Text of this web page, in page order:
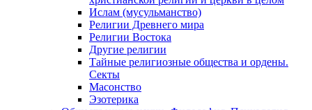
Ислам (мусульманство)
Религии Древнего мира
Религии Востока
Другие религии
Тайные религиозные общества и ордены.
Секты
Масонство
Эзотерика